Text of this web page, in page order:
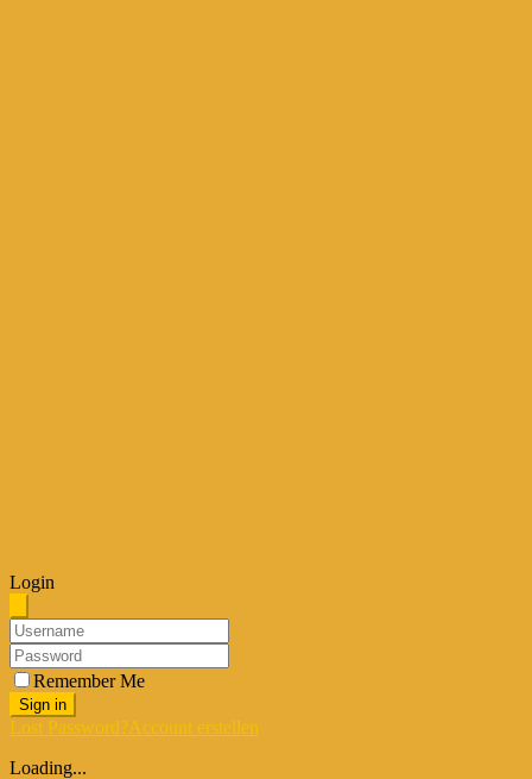
Login
Remember Me
Sign in
Lost Password?Account erstellen
Loading...